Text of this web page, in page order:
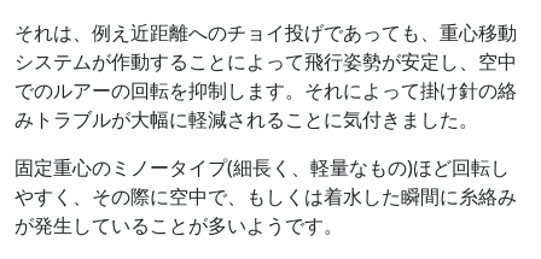
それは、例え近距離へのチョイ投げであっても、重心移動
システムが作動することによって飛行姿勢が安定し、空中
でのルアーの回転を抑制します。それによって掛け針の絡
みトラブルが大幅に軽減されることに気付きました。
固定重心のミノータイプ(細長く、軽量なもの)ほど回転し
やすく、その際に空中で、もしくは着水した瞬間に糸絡み
が発生していることが多いようです。